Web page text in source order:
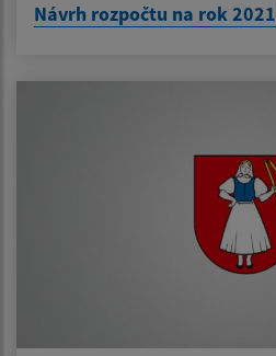
Návrh rozpočtu na rok 2021